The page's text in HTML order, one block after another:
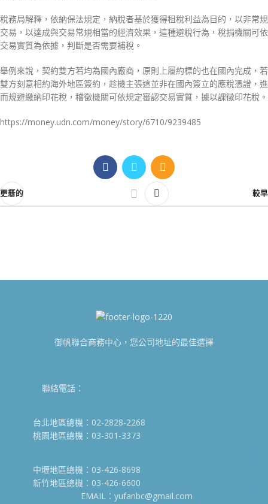
稅務局解釋，依納保法規定，納稅者基於獲得租稅利益為目的，以非常規
交易，以達成與交易常規相當的經濟效果，這種避稅行為，稅捐機關可依
交易實質為依據，判斷是否需要補稅。
舉例來說，契約雙方若均為國內廠商，原則上履約標的也在國內完成，若
雙方刻意相約海外地區簽約，趁機主張這並非在國內簽立的應稅憑證，進
而規避繳納印花稅，稽徵機關可依規定審認交易實質，據以課徵印花稅。
https://money.udn.com/money/story/6710/9239485
更新的 較早
御帆聯合商務中心，您公司地址的最佳選擇
聯絡電話：
台北地區總機：02-2828-2268
桃園地區總機：03-301-3373
中壢地區總機：03-426-8698
新竹地區總機：03-426-6600
EMAIL：yufanbc@gmail.com